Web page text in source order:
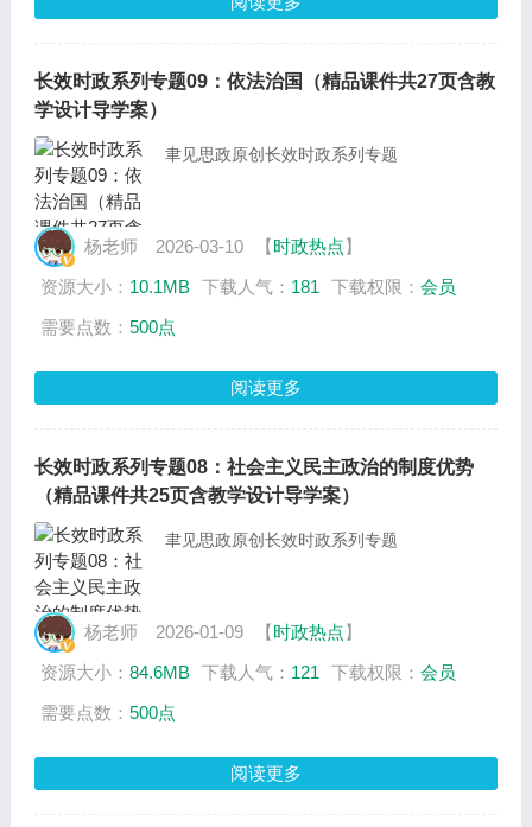
长效时政系列专题09：依法治国（精品课件共27页含教
学设计导学案）
聿见思政原创长效时政系列专题
杨老师 2026-03-10 【时政热点】
资源大小： 10.1MB 下载人气： 181 下载权限： 会员
需要点数： 500点
阅读更多
长效时政系列专题08：社会主义民主政治的制度优势
（精品课件共25页含教学设计导学案）
聿见思政原创长效时政系列专题
杨老师 2026-01-09 【时政热点】
资源大小： 84.6MB 下载人气： 121 下载权限： 会员
需要点数： 500点
阅读更多